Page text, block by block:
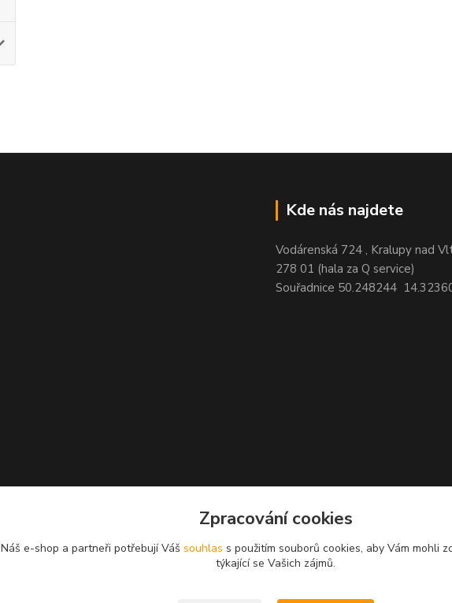
Kde nás najdete
Vodárenská 724 , Kralupy nad
278 01 (hala za Q service)
Souřadnice 50.248244
Zpracování cookies
Náš e-shop a partneři potřebují Váš souhlas s použitím souborů cookies, aby Vám mohli
týkající se Vašich zájmů.